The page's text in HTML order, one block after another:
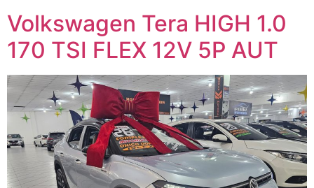
Volkswagen Tera HIGH 1.0
170 TSI FLEX 12V 5P AUT